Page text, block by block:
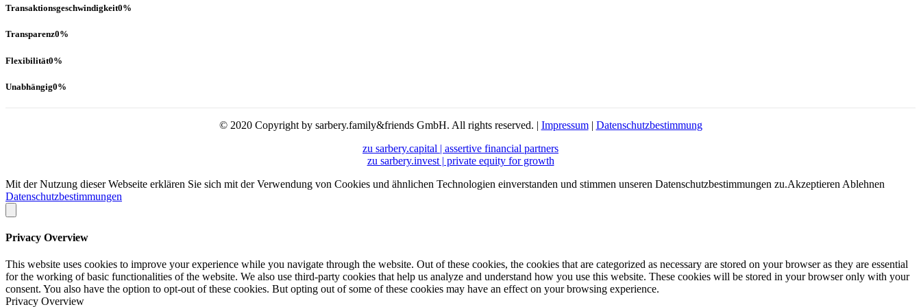
Transaktionsgeschwindigkeit0%
Transparenz0%
Flexibilität0%
Unabhängig0%
© 2020 Copyright by sarbery.family&friends GmbH. All rights reserved. | Impressum| Datenschutzbestimmung
zu sarbery.capital | assertive financial partners
zu sarbery.invest | private equity for growth
Mit der Nutzung dieser Webseite erklären Sie sich mit der Verwendung von Cookies und ähnlichen Technologien einverstanden und stimmen unseren Datenschutzbestimmungen zu.Akzeptieren Ablehnen
Datenschutzbestimmungen
Privacy Overview
This website uses cookies to improve your experience while you navigate through the website. Out of these cookies, the cookies that are categorized as necessary are stored on your browser as they are essential
for the working of basic functionalities of the website. We also use third-party cookies that help us analyze and understand how you use this website. These cookies will be stored in your browser only with your
consent. You also have the option to opt-out of these cookies. But opting out of some of these cookies may have an effect on your browsing experience.
Privacy Overview